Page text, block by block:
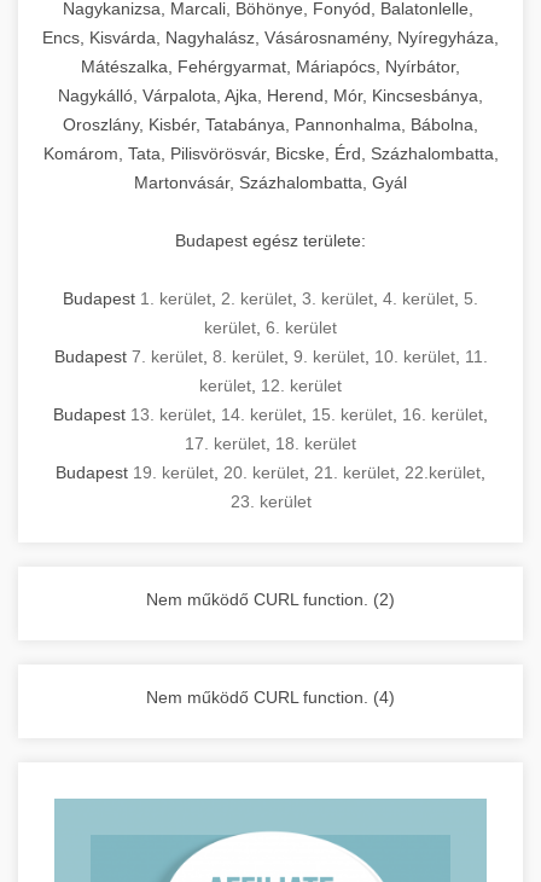
Ipari sütők és gőzpárolók katalógusa -
chef-iparikonyhagepek.hu
berendezések
használatot, miközben megfelel az összes
higiéniai előírásnak.
Ipari hűtőberendezések széles
választéka - chef-iparikonyhagepek.hu
kereskedelmi hűtőegység és hűtőkamra rendszerek
hőmérsékletet és vízminőséget figyelő
rendszerekkel, valamint energiatakarékos
technológiával rendelkeznek. A rozsdamentes
acél konstrukció és a könnyen hozzáférhető
karbantartási pontok biztosítják a hosszú
élettartamot és az egyszerű üzemeltetést.
Ipari mosogatógépek teljes kínálata -
kereskedelmi mosogatógép és tisztítóberendezések
tisztíthatók, szétszerelhetők és karbantarthatók,
megfelelnek az összes élelmiszer-biztonsági
előírásnak. Különböző teljesítményű modellek
állnak rendelkezésre asztali és állványos
kivitelben, az egyedi igények és a
feldolgozandó mennyiségek függvényében.
Biztonságos kezelést biztosító védőburkolatok
számára.
Sajtreszelő gépek szakmai választéka -
chef-iparikonyhagepek.hu
kereskedelmi sajtreszelő és aprítógépek
berendezést magában foglal, amely szükséges
egy modern, hatékonyan működő
kereskedelmi konyha komplett felszereléséhez
és működtetéséhez. Az alapvető
főzőberendezésektől (tűzhelyek, sütők,
grillsütők, frittőzök) kezdve a speciális
feldolgozógépeken (szeletelők, aprítók,
kiegészítő eszközökig mindent egy helyen
megtalál. Szakértő tanácsadóink segítenek a
megfelelő berendezések kiválasztásában, a
konyha optimális elrendezésének
megtervezésében, valamint a telepítés és az
üzembe helyezés koordinálásában. Hosszú távú
garancia, gyors szerviz és folyamatos műszaki
támogatás biztosítja az Ön nyugalmát és
Nagykonyhai berendezések komplett
Nagykanizsa, Marcali, Böhönye, Fonyód, Balatonlelle,
Encs, Kisvárda, Nagyhalász, Vásárosnamény, Nyíregyháza,
Mátészalka, Fehérgyarmat, Máriapócs, Nyírbátor,
Nagykálló, Várpalota, Ajka, Herend, Mór, Kincsesbánya,
Oroszlány, Kisbér, Tatabánya, Pannonhalma, Bábolna,
Komárom, Tata, Pilisvörösvár, Bicske, Érd, Százhalombatta,
Martonvásár, Százhalombatta, Gyál
Budapest egész területe:
Budapest 1. kerület 2. kerület 3. kerület 4. kerület 5.
kerület 6. kerület
Budapest 7. kerület, 8. kerület, 9. kerület, 10. kerület, 11.
kerület 12. kerület
Budapest 13. kerület 14. kerület 15. kerület 16. kerület
17. kerület 18. kerület
Budapest 19. kerület 20. kerület 21. kerület 22.kerület
23. kerület
Nem működő CURL function. (2)
Nem működő CURL function. (4)